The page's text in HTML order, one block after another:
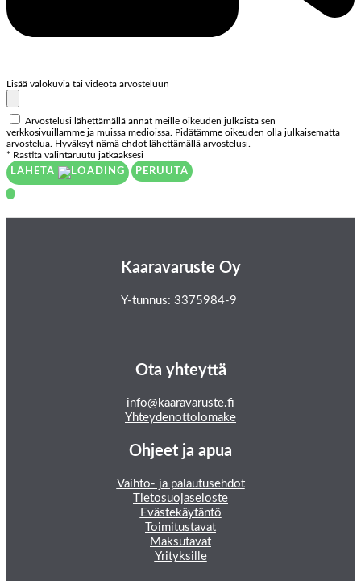
Lisää valokuvia tai videota arvosteluun
Arvostelusi lähettämällä annat meille oikeuden julkaista sen
verkkosivuillamme ja muissa medioissa. Pidätämme oikeuden olla julkaisematta
arvostelua. Hyväksyt nämä ehdot lähettämällä arvostelusi.
* Rastita valintaruutu jatkaaksesi
LÄHETÄ
PERUUTA
Kaaravaruste Oy
Y-tunnus: 3375984-9
Ota yhteyttä
info@kaaravaruste.fi
Yhteydenottolomake
Ohjeet ja apua
Vaihto- ja palautusehdot
Tietosuojaseloste
Evästekäytäntö
Toimitustavat
Maksutavat
Yrityksille